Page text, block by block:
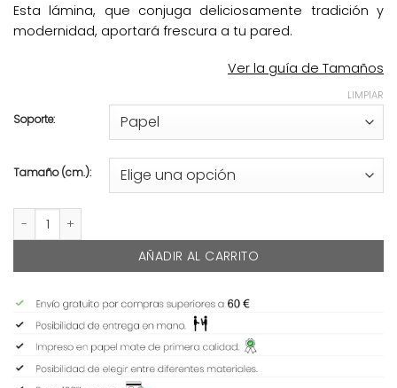
Esta lámina, que conjuga deliciosamente tradición y
modernidad, aportará frescura a tu pared.
Ver la guía de Tamaños
Soporte:
Tamaño (cm.):
LIMPIAR
TARA cantidad
AÑADIR AL CARRITO